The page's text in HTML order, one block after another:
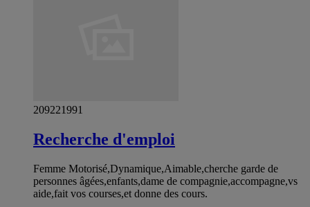
209221991
Recherche d'emploi
Femme Motorisé,Dynamique,Aimable,cherche garde de
personnes âgées,enfants,dame de compagnie,accompagne,vs
aide,fait vos courses,et donne des cours.